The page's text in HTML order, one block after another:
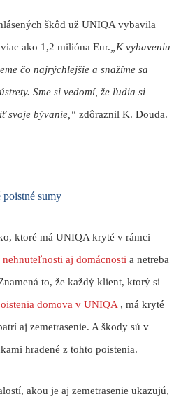
škôd už UNIQA vybavila
ako 1,2 milióna Eur. „K vybaveniu
čo najrýchlejšie a snažíme sa
Sme si vedomí, že ľudia si
svoje bývanie,“ zdôraznil K. Douda.
poistné sumy
ktoré má UNIQA kryté v rámci
nehnuteľnosti aj domácnosti a netreba
to, že každý klient, ktorý si
domova v UNIQA , má kryté
aj zemetrasenie. A škody sú v
hradené z tohto poistenia.
akou je aj zemetrasenie ukazujú,